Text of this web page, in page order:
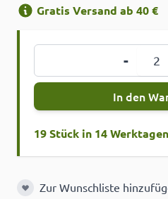
Gratis Versand ab 40 €
-
In den
19 Stück in 14 Werktagen
Zur Wunschliste hinzufügen
Zur Wunschliste